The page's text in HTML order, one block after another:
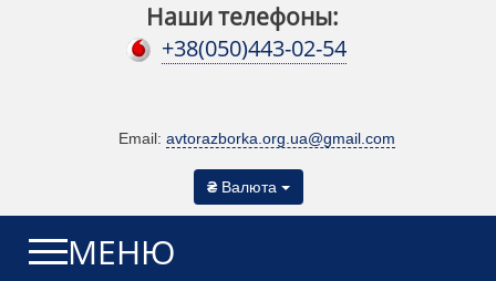
Наши телефоны:
+38(050)443-02-54
Email: avtorazborka.org.ua@gmail.com
₴ Валюта
МЕНЮ